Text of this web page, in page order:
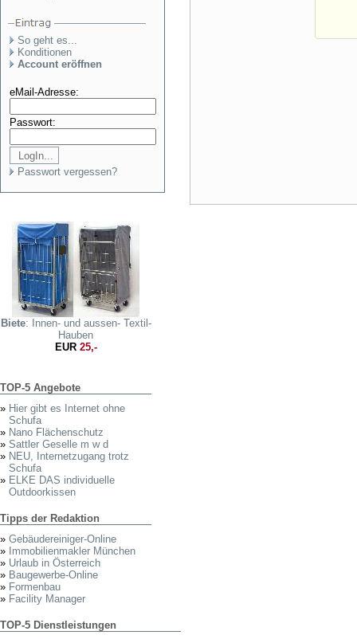
So geht es...
Konditionen
Account eröffnen
eMail-Adresse:
Passwort:
Passwort vergessen?
Biete: Innen- und aussen- Textil-
Hauben
EUR25,-
TOP-5 Angebote
» Hier gibt es Internet ohne
Schufa
» Nano Flächenschutz
» Sattler Geselle m w d
» NEU, Internetzugang trotz
Schufa
» ELKE DAS individuelle
Outdoorkissen
Tipps der Redaktion
» Gebäudereiniger-Online
» Immobilienmakler München
» Urlaub in Österreich
» Baugewerbe-Online
» Formenbau
» Facility Manager
TOP-5 Dienstleistungen